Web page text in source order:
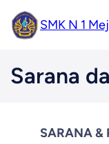
SMK N 1
Sarana
SARANA &